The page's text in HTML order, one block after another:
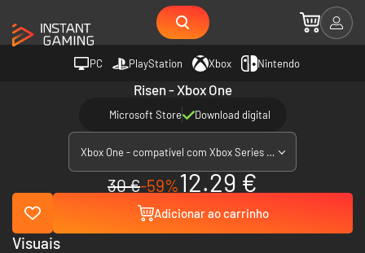
PC PlayStation Xbox Nintendo
Risen - Xbox One
Microsoft Store Download digital
Xbox One - compatível com Xbox Series X|S
30 €-59%12.29 €
Adicionar ao carrinho
Visuais